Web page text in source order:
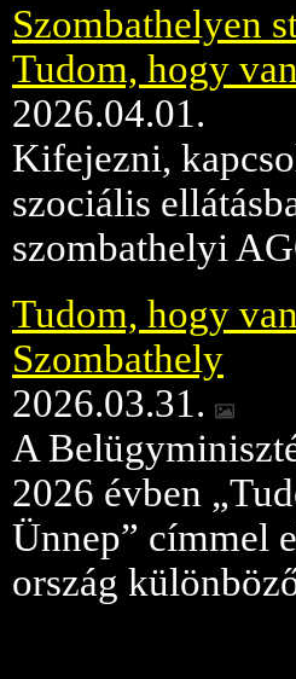
Szombathelyen
Tudom, hogy
2026.04.01.
Kifejezni,
szociális
szombathelyi
Tudom, hogy
Szombathely
2026.03.31.
A
2026 évben
Ünnep” címmel
ország